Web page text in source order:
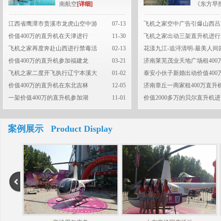
南航空[详细]
07-13
江西省鹰潭市贵溪市龙虎山空中游
11-30
价值400万的直升机在天津进行
02-13
飞机之家再度奔赴山西进行禁毒活
03-21
价值400万的直升机参加福建龙
01-02
飞机之家二度开飞执行辽宁本溪大
12-05
价值400万的直升机在东北吉林
11-01
一架价值400万的直升机参加湖
《东方早
飞机之家空中广告引爆山西
飞机之家出动三架直升机进
花漾九江-追浔清明-最美人间
济南莱芜茂业天地广场租400
泰安小伙子新婚出动价值400
济南章丘一商家租400万直升
价值2000多万的贝尔直升机进
案例展示 Product Display